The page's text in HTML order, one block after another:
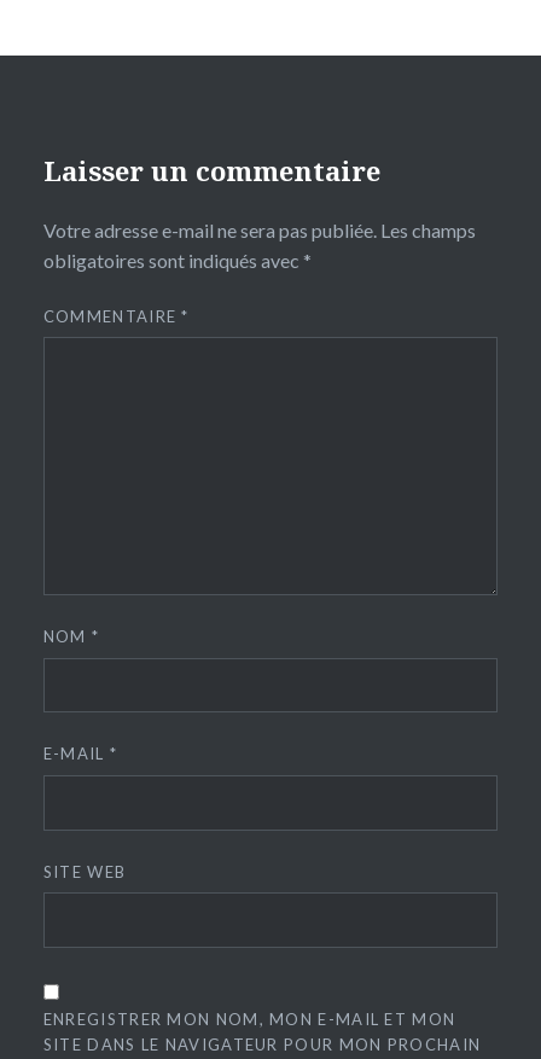
Laisser un commentaire
Votre adresse e-mail ne sera pas publiée. Les champs
obligatoires sont indiqués avec *
COMMENTAIRE*
NOM*
E-MAIL *
SITE WEB
ENREGISTRER MON NOM, MON E-MAIL ET MON
SITE DANS LE NAVIGATEUR POUR MON PROCHAIN